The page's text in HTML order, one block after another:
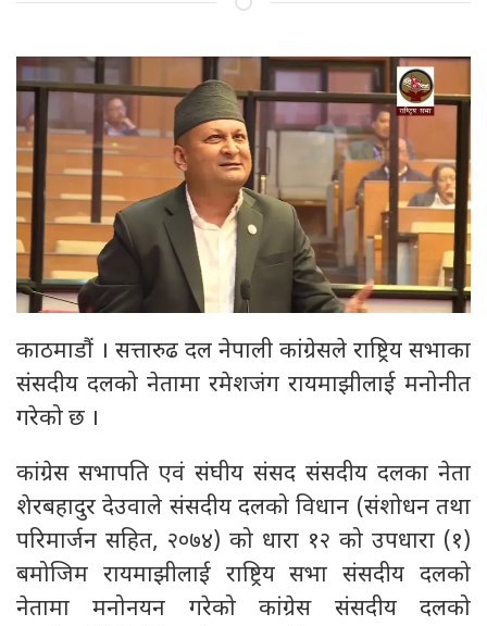
काठमाडौं । सत्तारुढ दल नेपाली कांग्रेसले राष्ट्रिय सभाका
संसदीय दलको नेतामा रमेशजंग रायमाझीलाई मनोनीत
गरेको छ ।
कांग्रेस सभापति एवं संघीय संसद संसदीय दलका नेता
शेरबहादुर देउवाले संसदीय दलको विधान (संशोधन तथा
परिमार्जन सहित, २०७४) को धारा १२ को उपधारा (१)
बमोजिम रायमाझीलाई राष्ट्रिय सभा संसदीय दलको
नेतामा मनोनयन गरेको कांग्रेस संसदीय दलको